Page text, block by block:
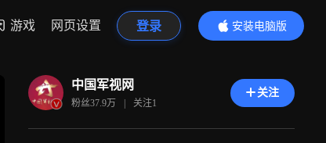
游戏 网页设置 登录
安装电脑版
内容更精彩
中国军视网
粉丝37.9万 | 关注1
关注